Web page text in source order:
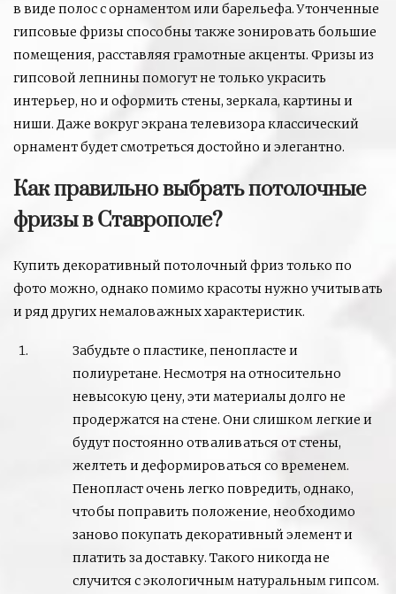
в виде полос с орнаментом или барельефа. Утонченные
гипсовые фризы способны также зонировать большие
помещения, расставляя грамотные акценты. Фризы из
гипсовой лепнины помогут не только украсить
интерьер, но и оформить стены, зеркала, картины и
ниши. Даже вокруг экрана телевизора классический
орнамент будет смотреться достойно и элегантно.
Как правильно выбрать потолочные
фризы в Ставрополе?
Купить декоративный потолочный фриз только по
фото можно, однако помимо красоты нужно учитывать
и ряд других немаловажных характеристик.
Забудьте о пластике, пенопласте и
полиуретане. Несмотря на относительно
невысокую цену, эти материалы долго не
продержатся на стене. Они слишком легкие и
будут постоянно отваливаться от стены,
желтеть и деформироваться со временем.
Пенопласт очень легко повредить, однако,
чтобы поправить положение, необходимо
заново покупать декоративный элемент и
платить за доставку. Такого никогда не
случится с экологичным натуральным гипсом.